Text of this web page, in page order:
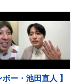
ボー・池田直人 】